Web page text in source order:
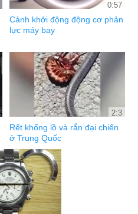
0:57
Cảnh khởi động động cơ phản
lực máy bay
2:3
Rết khổng lồ và rắn đại chiến
ở Trung Quốc